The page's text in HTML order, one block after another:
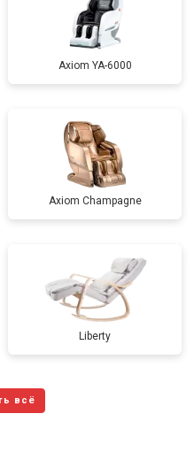
Axiom YA-6000
Axiom Champagne
Liberty